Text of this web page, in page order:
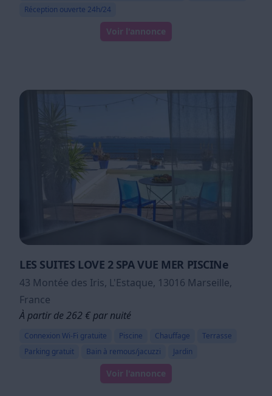
Réception ouverte 24h/24
Voir l'annonce
LES SUITES LOVE 2 SPA VUE MER PISCINe
43 Montée des Iris, L'Estaque, 13016 Marseille,
France
À partir de 262 € par nuité
Connexion Wi-Fi gratuite Piscine Chauffage
Terrasse
Parking gratuit
Bain à remous/jacuzzi Jardin
Voir l'annonce